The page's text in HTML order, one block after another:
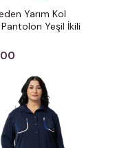
Yarım Kol
Yeşil İkili